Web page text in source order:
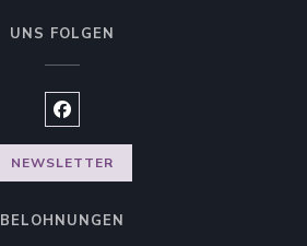
UNS FOLGEN
Facebook ((öffnet ein neues
NEWSLETTER
BELOHNUNGEN